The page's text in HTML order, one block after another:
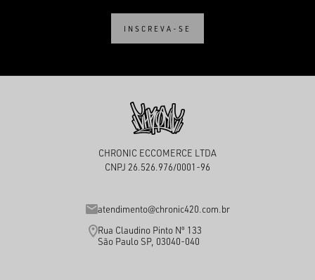
INSCREVA-SE
CHRONIC ECCOMERCE LTDA
CNPJ 26.526.976/0001-96
atendimento@chronic420.com.br
Rua Claudino Pinto Nº 133
São Paulo SP, 03040-040